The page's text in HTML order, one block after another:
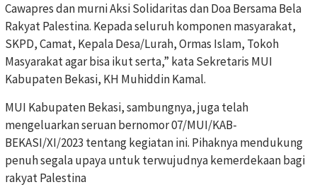
Cawapres dan murni Aksi Solidaritas dan Doa Bersama Bela
Rakyat Palestina. Kepada seluruh komponen masyarakat,
SKPD, Camat, Kepala Desa/Lurah, Ormas Islam, Tokoh
Masyarakat agar bisa ikut serta,” kata Sekretaris MUI
Kabupaten Bekasi, KH Muhiddin Kamal.
MUI Kabupaten Bekasi, sambungnya, juga telah
mengeluarkan seruan bernomor 07/MUI/KAB-
BEKASI/XI/2023 tentang kegiatan ini. Pihaknya mendukung
penuh segala upaya untuk terwujudnya kemerdekaan bagi
rakyat Palestina